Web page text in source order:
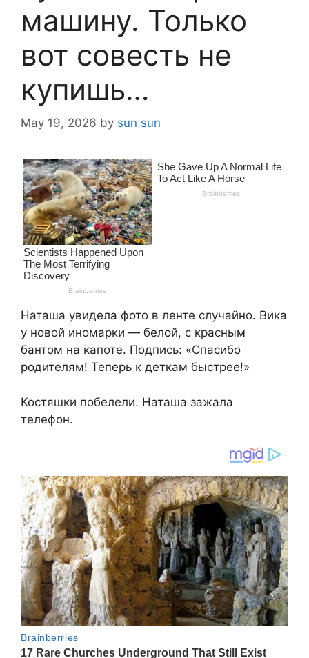
машину. Только
вот совесть не
купишь…
May 19, 2026 by sun sun
Наташа увидела фото в ленте случайно. Вика
у новой иномарки — белой, с красным
бантом на капоте. Подпись: «Спасибо
родителям! Теперь к деткам быстрее!»
Костяшки побелели. Наташа зажала
телефон.